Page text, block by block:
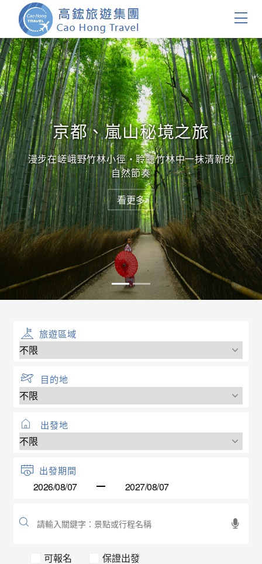
首頁
團體旅遊
國內旅遊
證件簽證
關於我們
客製服務
會員登入
京都、嵐山秘境之旅
漫步在嵯峨野竹林小徑・聆聽竹林中一抹清新的
自然節奏
看更多
旅遊區域
目的地
出發地
出發期間
可報名 保證出發